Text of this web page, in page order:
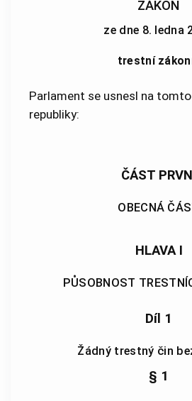
ZÁKON
ze dne 8. ledna
trestní
Parlament se usnesl na
republiky:
ČÁST
OBECNÁ
HLAVA I
PŮSOBNOST
Díl 1
Žádný trestný čin
§ 1